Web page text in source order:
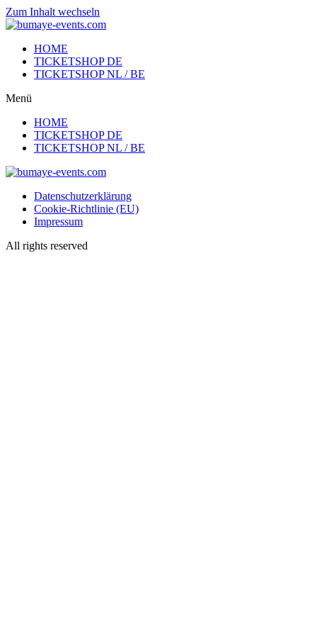
Zum Inhalt wechseln
HOME
TICKETSHOP DE
TICKETSHOP NL / BE
Menü
HOME
TICKETSHOP DE
TICKETSHOP NL / BE
Datenschutzerklärung
Cookie-Richtlinie (EU)
Impressum
All rights reserved